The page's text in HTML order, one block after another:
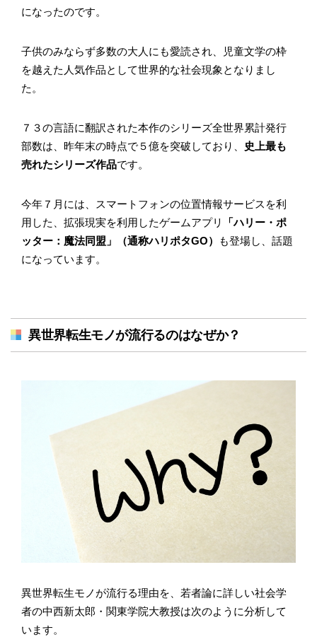
になったのです。
子供のみならず多数の大人にも愛読され、児童文学の枠
を越えた人気作品として世界的な社会現象となりまし
た。
７３の言語に翻訳された本作のシリーズ全世界累計発行
部数は、昨年末の時点で５億を突破しており、
史上最も
売れたシリーズ作品です。
今年７月には、スマートフォンの位置情報サービスを利
用した、拡張現実を利用したゲームアプリ
「ハリー・ポ
ッター：魔法同盟」（通称ハリポタGO）
も登場し、話題
になっています。
異世界転生モノが流行るのはなぜか？
異世界転生モノが流行る理由を、若者論に詳しい社会学
者の中西新太郎・関東学院大教授は次のように分析して
います。